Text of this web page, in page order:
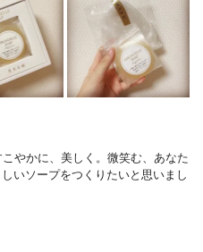
やかに、美しく。微笑む、あなた
いソープをつくりたいと思いまし